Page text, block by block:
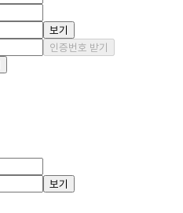
보기
인증번호 받기
보기